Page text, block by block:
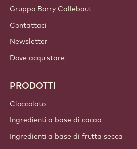
Gruppo Barry Callebaut
Contattaci
Newsletter
Dove acquistare
PRODOTTI
Cioccolato
Ingredienti a base di cacao
Ingredienti a base di frutta secca